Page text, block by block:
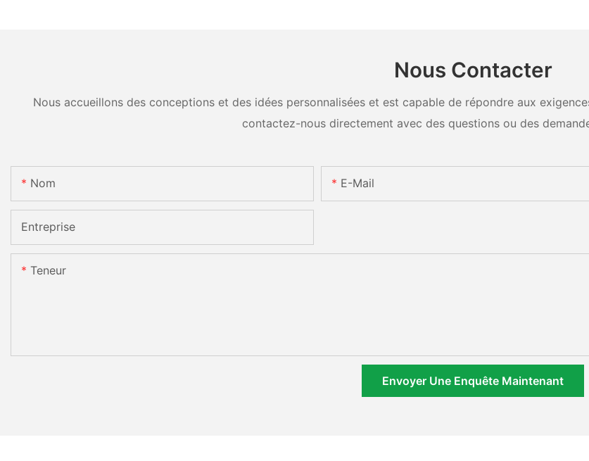
Nous Contacter
Nous accueillons des conceptions et des idées personnalisées et est capable de répondre aux
contactez-nous directement avec des questions ou des
Nom E-Mail
Entreprise
Teneur
Envoyer Une Enquête Maintenant